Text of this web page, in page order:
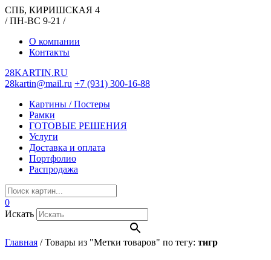
СПБ, КИРИШСКАЯ 4
/ ПН-ВС 9-21 /
О компании
Контакты
28KARTIN.RU
28kartin@mail.ru +7 (931) 300-16-88
Картины / Постеры
Рамки
ГОТОВЫЕ РЕШЕНИЯ
Услуги
Доставка и оплата
Портфолио
Распродажа
0
Искать
Главная /Товары из "Метки товаров" по тегу: тигр